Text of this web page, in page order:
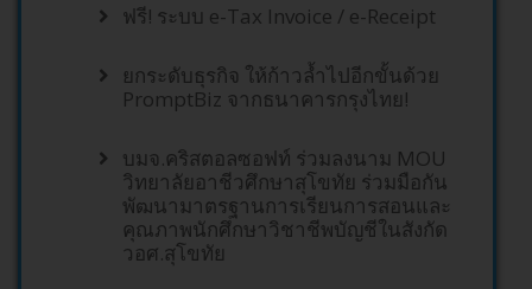
ฟรี! ระบบ e-Tax Invoice / e-Receipt
ยกระดับธุรกิจ ให้ก้าวล้ำไปอีกขั้นด้วย
PromptBiz จากธนาคารกรุงไทย!
บมจ.คริสตอลซอฟท์ ร่วมลงนาม MOU
วิทยาลัยอาชีวศึกษาสุโขทัย ร่วมมือกัน
พัฒนามาตรฐานการเรียนการสอนและ
คุณภาพนักศึกษาวิชาชีพบัญชีในสังกัด
วอศ.สุโขทัย